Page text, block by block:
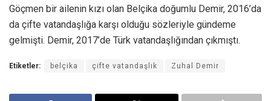
Göçmen bir ailenin kızı olan Belçika doğumlu Demir, 2016’da
da çifte vatandaşlığa karşı olduğu sözleriyle gündeme
gelmişti. Demir, 2017’de Türk vatandaşlığından çıkmıştı.
Etiketler: belçika çifte vatandaşlık Zuhal Demir